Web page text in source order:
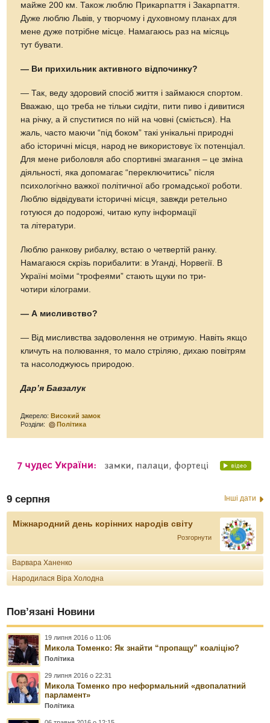
майже 200 км. Також люблю Прикарпаття і Закарпаття.
Дуже люблю Львів, у творчому і духовному планах для
мене дуже потрібне місце. Намагаюсь раз на місяць
тут бувати.
— Ви прихильник активного відпочинку?
— Так, веду здоровий спосіб життя і займаюся спортом.
Вважаю, що треба не тільки сидіти, пити пиво і дивитися
на річку, а й спуститися по ній на човні (сміється). На
жаль, часто маючи “під боком” такі унікальні природні
або історичні місця, народ не використовує їх потенціал.
Для мене риболовля або спортивні змагання – це зміна
діяльності, яка допомагає “переключитись” після
психологічно важкої політичної або громадської роботи.
Люблю відвідувати історичні місця, завжди ретельно
готуюся до подорожі, читаю купу інформації
та літератури.
Люблю ранкову рибалку, встаю о четвертій ранку.
Намагаюся скрізь порибалити: в Уганді, Норвегії. В
Україні моїми “трофеями” стають щуки по три-
чотири кілограми.
— А мисливство?
— Від мисливства задоволення не отримую. Навіть якщо
кличуть на полювання, то мало стріляю, дихаю повітрям
та насолоджуюсь природою.
Дар’я Бавзалук
Джерело:Високий замок
Розділи:
Політика
9 серпня Інші дати
Міжнародний день корінних народів світу
Розгорнути
Варвара Ханенко
Народилася Віра Холодна
Пов’язані Новини
19 липня 2016 о 11:06
Микола Томенко: Як знайти “пропащу” коаліцію?
Політика
29 липня 2016 о 22:31
Микола Томенко про неформальний «двопалатний
парламент»
Політика